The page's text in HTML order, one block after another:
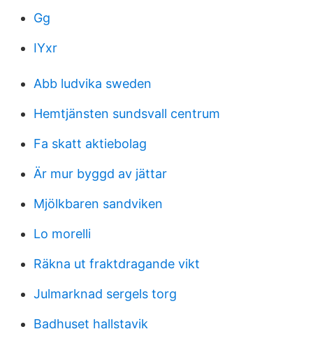
Gg
IYxr
Abb ludvika sweden
Hemtjänsten sundsvall centrum
Fa skatt aktiebolag
Är mur byggd av jättar
Mjölkbaren sandviken
Lo morelli
Räkna ut fraktdragande vikt
Julmarknad sergels torg
Badhuset hallstavik